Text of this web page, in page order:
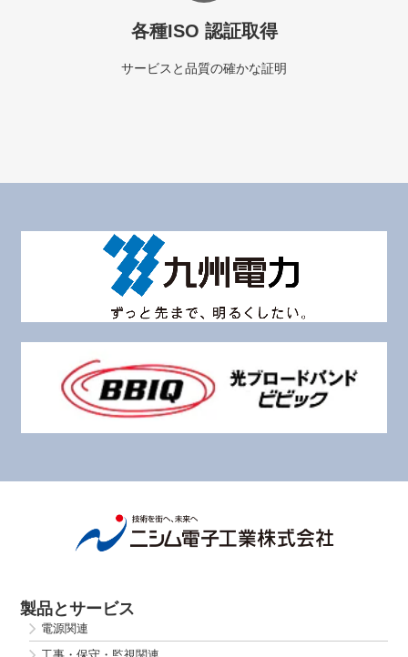
各種ISO 認証取得
サービスと品質の確かな証明
製品とサービス
電源関連